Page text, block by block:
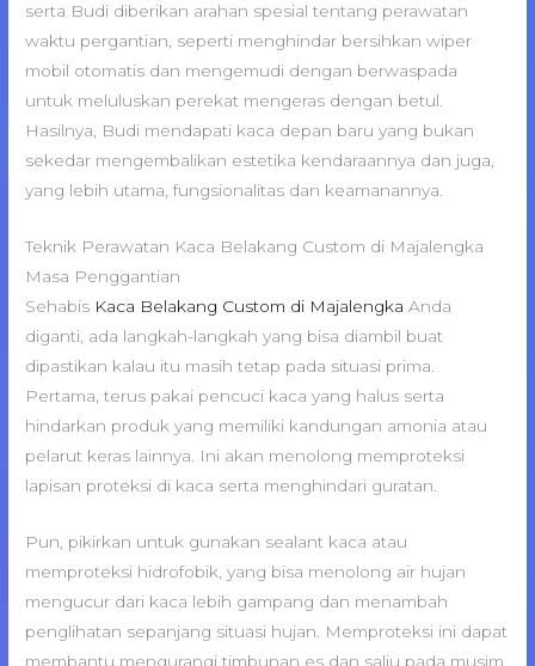
serta Budi diberikan arahan spesial tentang perawatan
waktu pergantian, seperti menghindar bersihkan wiper
mobil otomatis dan mengemudi dengan berwaspada
untuk meluluskan perekat mengeras dengan betul.
Hasilnya, Budi mendapati kaca depan baru yang bukan
sekedar mengembalikan estetika kendaraannya dan juga,
yang lebih utama, fungsionalitas dan keamanannya.
Teknik Perawatan Kaca Belakang Custom di Majalengka
Masa Penggantian
Sehabis Kaca Belakang Custom di Majalengka Anda
diganti, ada langkah-langkah yang bisa diambil buat
dipastikan kalau itu masih tetap pada situasi prima.
Pertama, terus pakai pencuci kaca yang halus serta
hindarkan produk yang memiliki kandungan amonia atau
pelarut keras lainnya. Ini akan menolong memproteksi
lapisan proteksi di kaca serta menghindari guratan.
Pun, pikirkan untuk gunakan sealant kaca atau
memproteksi hidrofobik, yang bisa menolong air hujan
mengucur dari kaca lebih gampang dan menambah
penglihatan sepanjang situasi hujan. Memproteksi ini dapat
membantu mengurangi timbunan es dan salju pada musim